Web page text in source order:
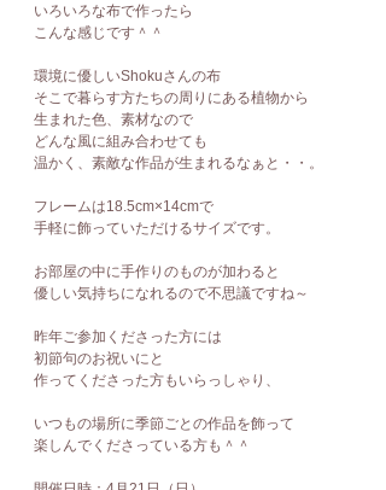
いろいろな布で作ったら
こんな感じです＾＾
環境に優しいShokuさんの布
そこで暮らす方たちの周りにある植物から
生まれた色、素材なので
どんな風に組み合わせても
温かく、素敵な作品が生まれるなぁと・・。
フレームは18.5cm×14cmで
手軽に飾っていただけるサイズです。
お部屋の中に手作りのものが加わると
優しい気持ちになれるので不思議ですね～
昨年ご参加くださった方には
初節句のお祝いにと
作ってくださった方もいらっしゃり、
いつもの場所に季節ごとの作品を飾って
楽しんでくださっている方も＾＾